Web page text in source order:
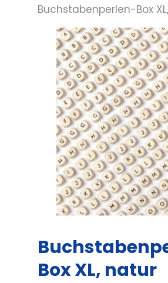
Buchstabenperlen-Box
Box XL, natur